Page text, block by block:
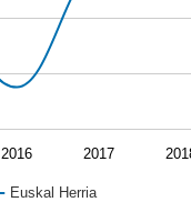
Euskal Herria
2016 2017